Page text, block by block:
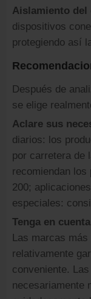
Aislamiento
dispositivos
protegiendo así
Después de
se elige
Aclare sus
diarios: los
por carretera de
recomiendan los
200;
especiales:
Tenga en
Las marcas
relativamente
conveniente.
necesariamente